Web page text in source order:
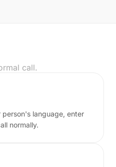
call.
person's language, enter
normally.